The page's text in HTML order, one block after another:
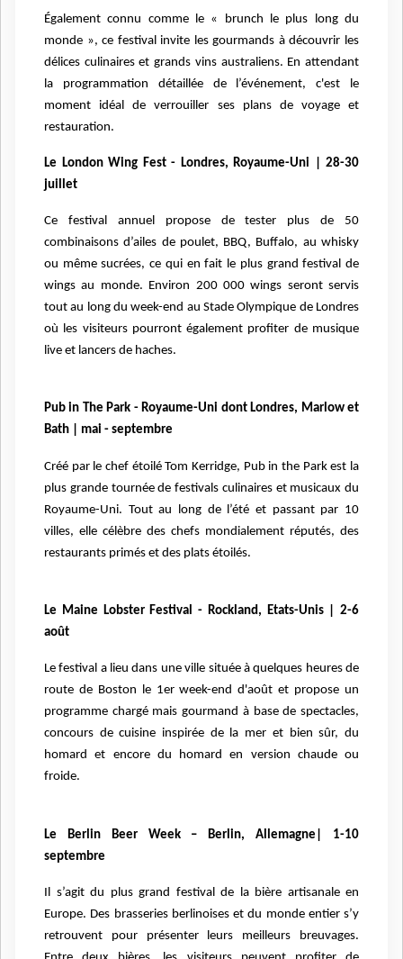
Également connu comme le « brunch le plus long du
monde », ce festival invite les gourmands à découvrir les
délices culinaires et grands vins australiens. En attendant
la programmation détaillée de l’événement, c'est le
moment idéal de verrouiller ses plans de voyage et
restauration.
Le London Wing Fest - Londres, Royaume-Uni | 28-30
juillet
Ce festival annuel propose de tester plus de 50
combinaisons d’ailes de poulet, BBQ, Buffalo, au whisky
ou même sucrées, ce qui en fait le plus grand festival de
wings au monde. Environ 200 000 wings seront servis
tout au long du week-end au Stade Olympique de Londres
où les visiteurs pourront également profiter de musique
live et lancers de haches.
Pub in The Park - Royaume-Uni dont Londres, Marlow et
Bath | mai - septembre
Créé par le chef étoilé Tom Kerridge, Pub in the Park est la
plus grande tournée de festivals culinaires et musicaux du
Royaume-Uni. Tout au long de l’été et passant par 10
villes, elle célèbre des chefs mondialement réputés, des
restaurants primés et des plats étoilés.
Le Maine Lobster Festival - Rockland, Etats-Unis | 2-6
août
Le festival a lieu dans une ville située à quelques heures de
route de Boston le 1er week-end d'août et propose un
programme chargé mais gourmand à base de spectacles,
concours de cuisine inspirée de la mer et bien sûr, du
homard et encore du homard en version chaude ou
froide.
Le Berlin Beer Week – Berlin, Allemagne| 1-10
septembre
Il s’agit du plus grand festival de la bière artisanale en
Europe. Des brasseries berlinoises et du monde entier s’y
retrouvent pour présenter leurs meilleurs breuvages.